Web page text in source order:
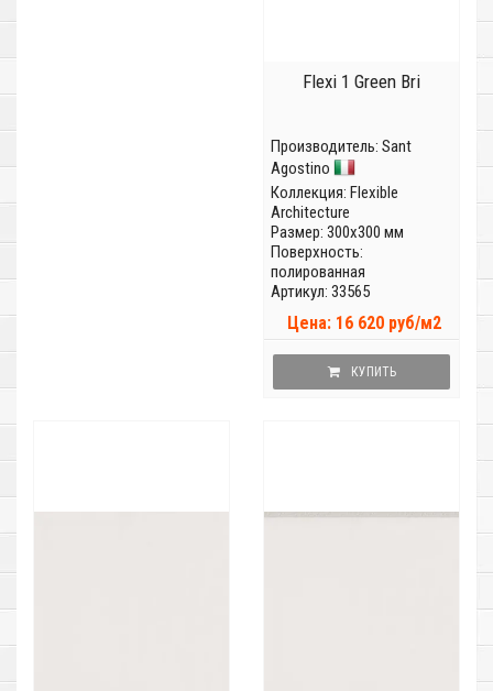
Flexi 1 Green Bri
Производитель: Sant
Agostino
Коллекция: Flexible
Architecture
Размер: 300x300 мм
Поверхность:
полированная
Артикул: 33565
Цена: 16 620 руб/м2
КУПИТЬ